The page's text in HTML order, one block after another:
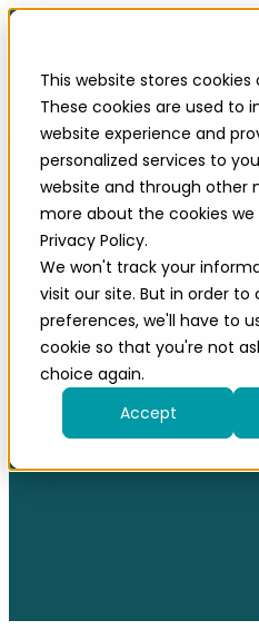
This website stores
These cookies are used to
website experience and
personalized services to
website and through other
more about the cookies we
Privacy Policy.
We won't track your
visit our site. But in order
preferences, we'll have to
cookie so that you're not
choice again.
Accept
TechnologieRéglementation &
DPP : la
enjeu
29/04/2026